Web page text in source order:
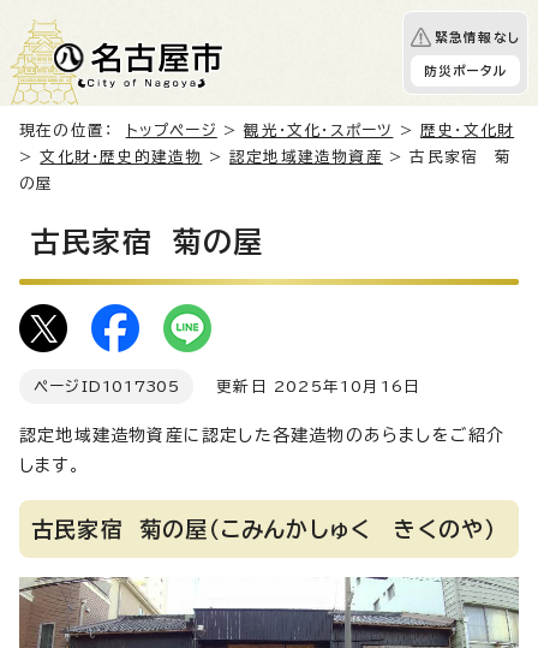
緊急情報なし
防災ポータル
現在の位置： トップページ >観光・文化・スポーツ >歴史・文化財
>文化財・歴史的建造物 >認定地域建造物資産
> 古民家宿 菊
の屋
古民家宿 菊の屋
ページID 1017305 更新日 2025年10月16日
認定地域建造物資産に認定した各建造物のあらましをご紹介
します。
古民家宿 菊の屋（こみんかしゅく きくのや）